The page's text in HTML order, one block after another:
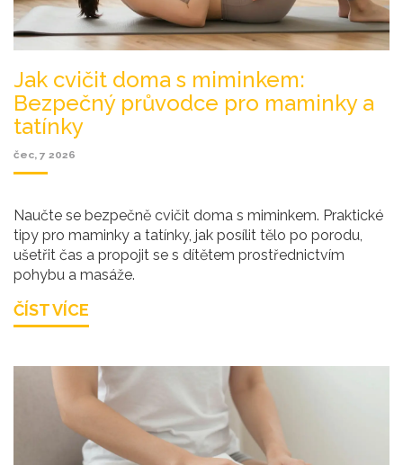
Jak cvičit doma s miminkem:
Bezpečný průvodce pro maminky a
tatínky
čec, 7 2026
Naučte se bezpečně cvičit doma s miminkem. Praktické
tipy pro maminky a tatínky, jak posílit tělo po porodu,
ušetřit čas a propojit se s dítětem prostřednictvím
pohybu a masáže.
ČÍST VÍCE